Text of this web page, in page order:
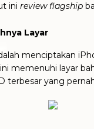
ini review flagship
Layar
menciptakan
ini memenuhi layar
terbesar yang